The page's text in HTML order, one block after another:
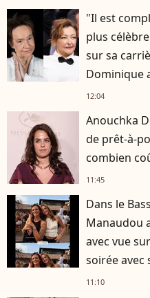
"Il est
plus
sur sa
Dominique
12:04
Anouchka
de prêt-à-
combien
11:45
Dans le
Manaudou
avec vue
soirée avec
11:10